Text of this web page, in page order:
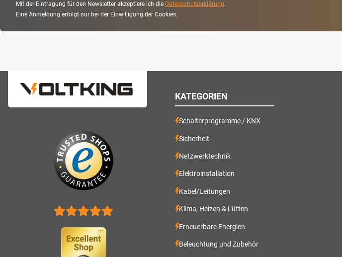
Mit der Eintragung für den Newsletter akzeptiere ich die Datenschutzerklärung.
Eine Anmeldung erfolgt nur bei der Einwilligung der Cookies.
KATEGORIEN
Schalterprogramme / KNX
Sicherheit
Netzwerktechnik
Elektroinstallation
Kabel/Leitungen
Klima, Heizen & Lüften
Erneuerbare Energien
Beleuchtung und Zubehör